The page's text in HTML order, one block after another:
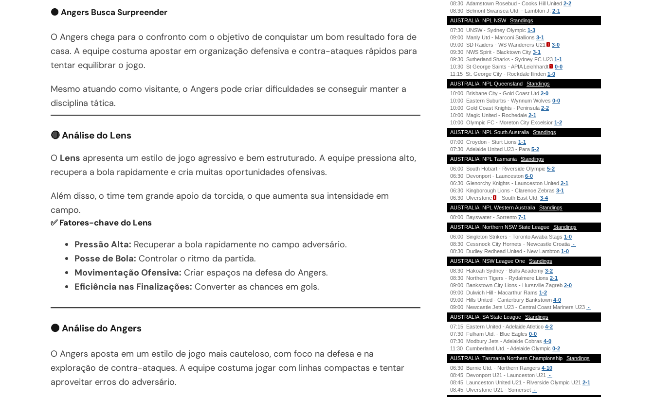
⚫ Angers Busca Surpreender
O Angers chega para o confronto com o objetivo de conquistar um bom resultado fora de
casa. A equipe costuma apostar em organização defensiva e contra-ataques rápidos para
tentar equilibrar o jogo.
Mesmo atuando como visitante, o Angers pode criar dificuldades se conseguir manter a
disciplina tática.
🔴 Análise do Lens
O Lens apresenta um estilo de jogo agressivo e bem estruturado. A equipe pressiona alto,
recupera a bola rapidamente e cria muitas oportunidades ofensivas.
Além disso, o time tem grande apoio da torcida, o que aumenta sua intensidade em
campo.
✅ Fatores-chave do Lens
Pressão Alta: Recuperar a bola rapidamente no campo adversário.
Posse de Bola: Controlar o ritmo da partida.
Movimentação Ofensiva: Criar espaços na defesa do Angers.
Eficiência nas Finalizações: Converter as chances em gols.
⚫ Análise do Angers
O Angers aposta em um estilo de jogo mais cauteloso, com foco na defesa e na
exploração de contra-ataques. A equipe costuma jogar com linhas compactas e tentar
aproveitar erros do adversário.